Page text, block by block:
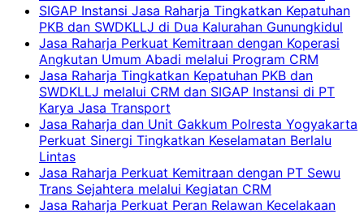
SIGAP Instansi Jasa Raharja Tingkatkan Kepatuhan
PKB dan SWDKLLJ di Dua Kalurahan Gunungkidul
Jasa Raharja Perkuat Kemitraan dengan Koperasi
Angkutan Umum Abadi melalui Program CRM
Jasa Raharja Tingkatkan Kepatuhan PKB dan
SWDKLLJ melalui CRM dan SIGAP Instansi di PT
Karya Jasa Transport
Jasa Raharja dan Unit Gakkum Polresta Yogyakarta
Perkuat Sinergi Tingkatkan Keselamatan Berlalu
Lintas
Jasa Raharja Perkuat Kemitraan dengan PT Sewu
Trans Sejahtera melalui Kegiatan CRM
Jasa Raharja Perkuat Peran Relawan Kecelakaan